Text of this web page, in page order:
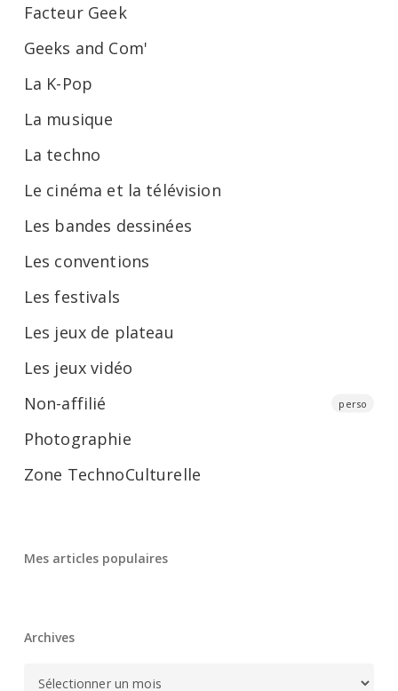
Facteur Geek
Geeks and Com'
La K-Pop
La musique
La techno
Le cinéma et la télévision
Les bandes dessinées
Les conventions
Les festivals
Les jeux de plateau
Les jeux vidéo
Non-affilié
perso
Photographie
Zone TechnoCulturelle
Mes articles populaires
Archives
Archives